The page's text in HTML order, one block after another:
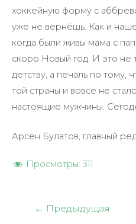
хоккейную форму с
уже не вернёшь. Как и
когда были живы мама с
скоро Новый год. И это не
детству, а печаль по тому,
той страны и вовсе не
настоящие мужчины.
Арсен Булатов, главный
Просмотры: 311
Навигация
← Предыдущая